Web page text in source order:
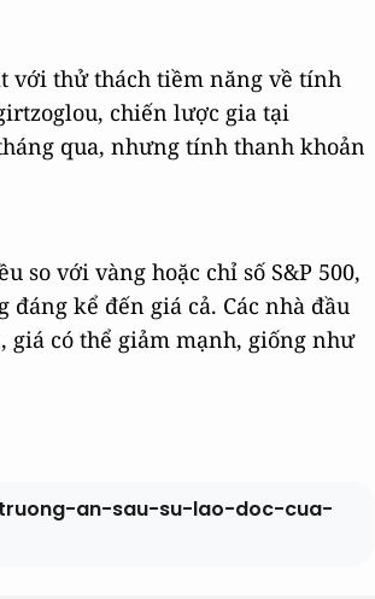
với thử thách tiềm năng về tính
chiến lược gia tại
qua, nhưng tính thanh khoản
với vàng hoặc chỉ số S&P 500,
kể đến giá cả. Các nhà đầu
có thể giảm mạnh, giống như
an-sau-su-lao-doc-cua-